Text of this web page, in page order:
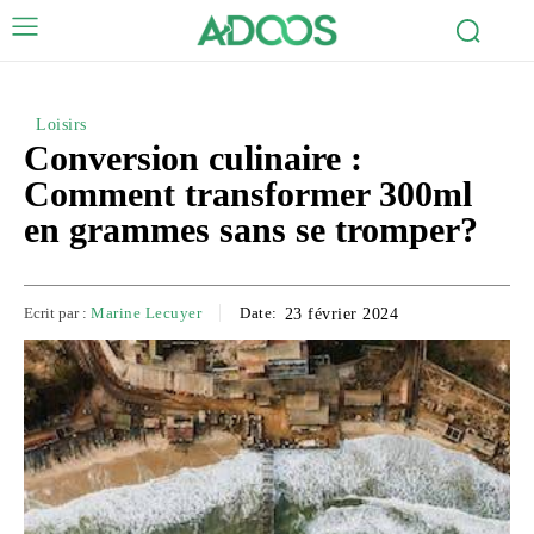
Loisirs
Conversion culinaire :
Comment transformer 300ml
en grammes sans se tromper?
Ecrit par : Marine Lecuyer Date: 23 février 2024